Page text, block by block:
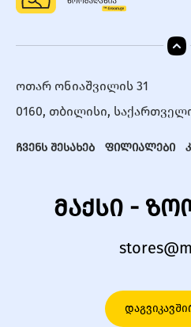
ოთარ ონიაშვილის 31
0160, თბილისი,
ჩვენს შესახებ ფილიალები
მაქსი -